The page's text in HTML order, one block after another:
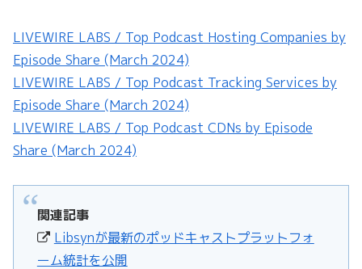
LIVEWIRE LABS / Top Podcast Hosting Companies by
Episode Share (March 2024)
LIVEWIRE LABS / Top Podcast Tracking Services by
Episode Share (March 2024)
LIVEWIRE LABS / Top Podcast CDNs by Episode
Share (March 2024)
関連記事
Libsynが最新のポッドキャストプラットフォ
ーム統計を公開